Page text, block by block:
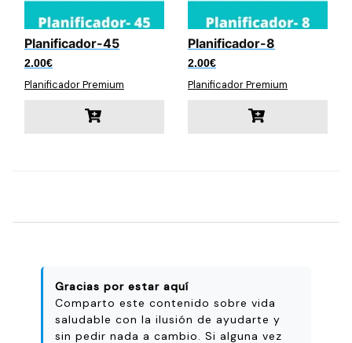
Planificador-45
2.00€
Planificador Premium
Planificador-8
2.00€
Planificador Premium
Gracias por estar aquí
Comparto este contenido sobre vida
saludable con la ilusión de ayudarte y
sin pedir nada a cambio. Si alguna vez